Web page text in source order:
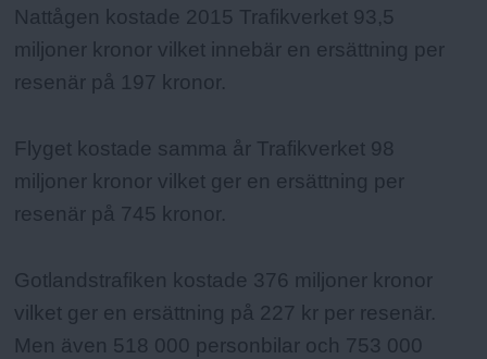
Nattågen kostade 2015 Trafikverket 93,5
miljoner kronor vilket innebär en ersättning per
resenär på 197 kronor.
Flyget kostade samma år Trafikverket 98
miljoner kronor vilket ger en ersättning per
resenär på 745 kronor.
Gotlandstrafiken kostade 376 miljoner kronor
vilket ger en ersättning på 227 kr per resenär.
Men även 518 000 personbilar och 753 000